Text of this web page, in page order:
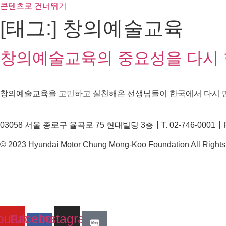
콘텐츠로 건너뛰기
[태그:] 창의예술교육
창의예술교육의 중요성을 다
창의예술교육을 고민하고 실천해온 선생님들이 한국에서 다
03058 서울 종로구 율곡로 75 현대빌딩 3층┃T. 02-746-
© 2023 Hyundai Motor Chung Mong-Koo Foundation All
Facebook-
Instagram